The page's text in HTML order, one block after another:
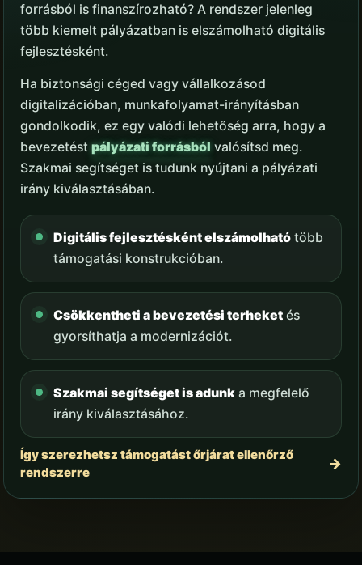
forrásból is finanszírozható? A rendszer jelenleg
több kiemelt pályázatban is elszámolható digitális
fejlesztésként.
Ha biztonsági céged vagy vállalkozásod
digitalizációban, munkafolyamat-irányításban
gondolkodik, ez egy valódi lehetőség arra, hogy a
bevezetést pályázati forrásból valósítsd meg.
Szakmai segítséget is tudunk nyújtani a pályázati
irány kiválasztásában.
Digitális fejlesztésként elszámolható több
támogatási konstrukcióban.
Csökkentheti a bevezetési terheket és
gyorsíthatja a modernizációt.
Szakmai segítséget is adunk a megfelelő
irány kiválasztásához.
Így szerezhetsz támogatást őrjárat ellenőrző
rendszerre